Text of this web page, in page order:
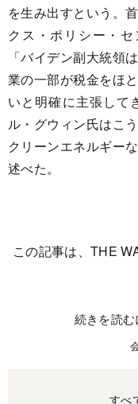
を生み出すという。
クス・ポリシー・セ
「バイデン副大統領
業の一部が税金をほ
いと明確に主張して
ル・グウィン氏はこ
クリーンエネルギー
述べた。
この記事は、THE
続きを読む
すべ